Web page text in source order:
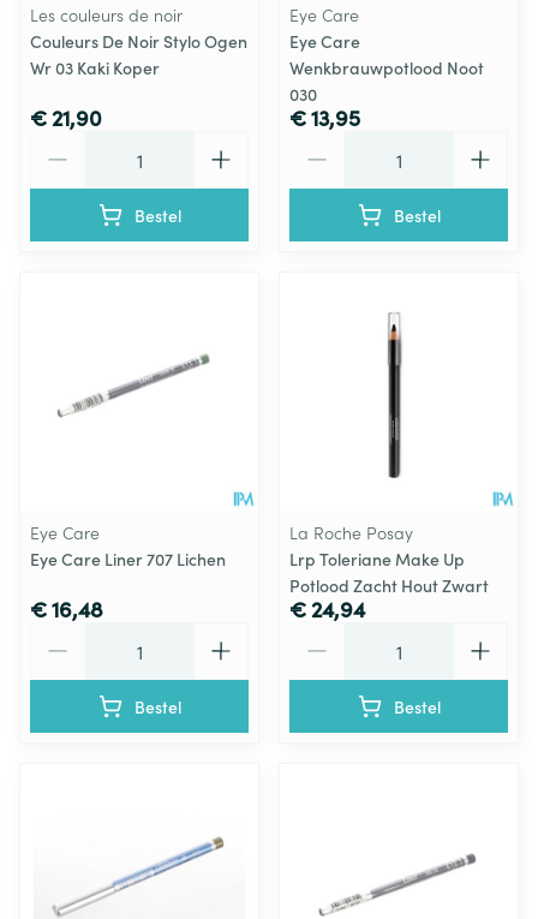
Les couleurs de noir
Couleurs De Noir Stylo Ogen
Wr 03 Kaki Koper
€ 21,90
Bestel
Eye Care
Eye Care
Wenkbrauwpotlood Noot
030
€ 13,95
Bestel
Eye Care
Eye Care Liner 707 Lichen
€ 16,48
Bestel
La Roche Posay
Lrp Toleriane Make Up
Potlood Zacht Hout Zwart
€ 24,94
Bestel